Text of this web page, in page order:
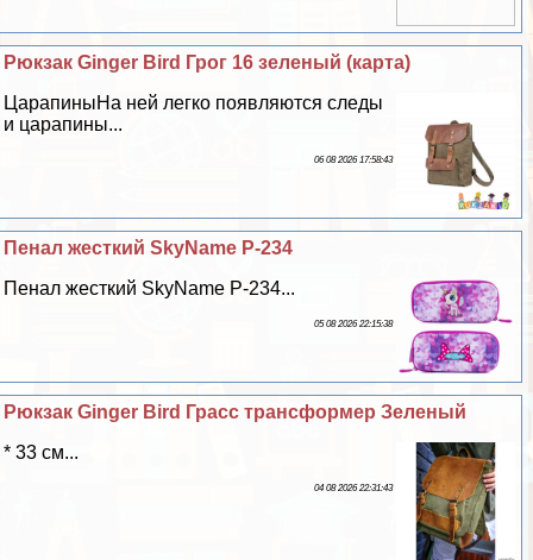
Рюкзак Ginger Bird Грог 16 зеленый (карта)
ЦарапиныНа ней легко появляются следы
и царапины...
06 08 2026 17:58:43
Пенал жесткий SkyName P-234
Пенал жесткий SkyName P-234...
05 08 2026 22:15:38
Рюкзак Ginger Bird Грасс трaнcформер Зеленый
* 33 см...
04 08 2026 22:31:43